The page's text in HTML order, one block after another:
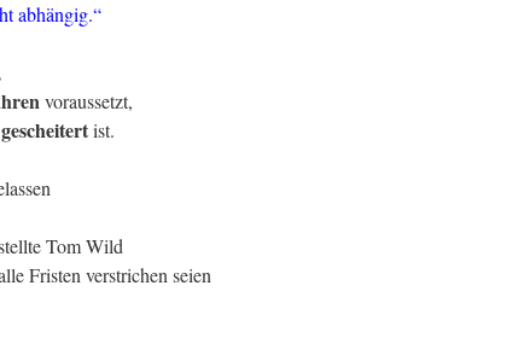
abhängig.“
voraussetzt,
ist.
Tom Wild
Fristen verstrichen seien